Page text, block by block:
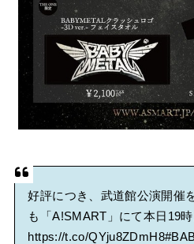
好評につき、武道館公演開催
も「A!SMART」にて本日19
https://t.co/QYju8ZDmH8